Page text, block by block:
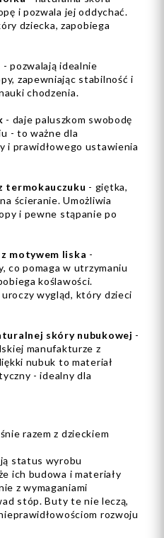
i pozwala jej oddychać.
dziecka, zapobiega
- pozwalają idealnie
zapewniając stabilność i
chodzenia.
- daje paluszkom swobodę
- to ważne dla
i prawidłowego ustawienia
termokauczuku - giętka,
ścieranie. Umożliwia
i pewne stąpanie po
motywem liska -
co pomaga w utrzymaniu
koślawości.
wygląd, który dzieci
skóry nubukowej -
manufakturze z
nubuk to materiał
- idealny dla
razem z dzieckiem
status wyrobu
ich budowa i materiały
z wymaganiami
stóp. Buty te nie leczą,
rozwoju